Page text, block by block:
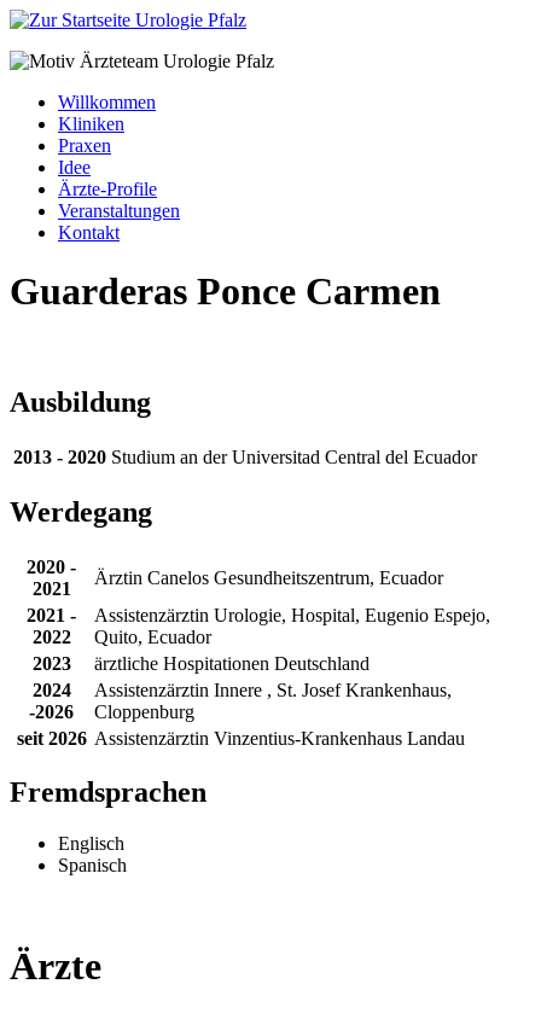
Willkommen
Kliniken
Praxen
Idee
Ärzte-Profile
Veranstaltungen
Kontakt
Guarderas Ponce Carmen
Ausbildung
2013 - 2020 Studium an der Universitad Central del Ecuador
Werdegang
2020 -
2021
Ärztin Canelos Gesundheitszentrum, Ecuador
2021 -
2022
Assistenzärztin Urologie, Hospital, Eugenio Espejo,
Quito, Ecuador
2023
ärztliche Hospitationen Deutschland
2024
-2026
Assistenzärztin Innere , St. Josef Krankenhaus,
Cloppenburg
seit 2026 Assistenzärztin Vinzentius-Krankenhaus Landau
Fremdsprachen
Englisch
Spanisch
Ärzte